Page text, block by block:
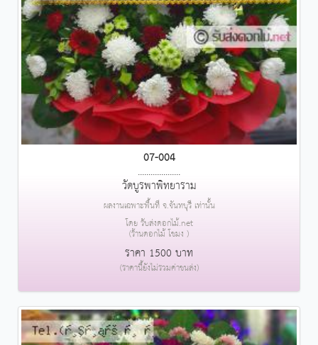
07-004
....................
วัดบูรพาพิทยาราม
ผลงานเฉพาะพื้นที่ จ.จันทบุรี เท่านั้น
โดย รับส่งดอกไม้.net
(ร้านดอกไม้ โขมง )
ราคา 1500 บาท
(ราคานี้ยังไม่รวมค่าขนส่ง)